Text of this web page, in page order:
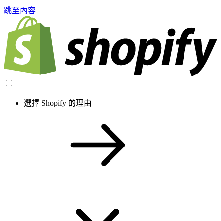
跳至內容
選擇 Shopify 的理由